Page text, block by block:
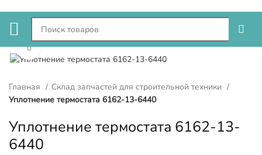
Нажмите, чтобы увеличить
Главная
Склад запчастей для строительной техники
Уплотнение термостата 6162-13-6440
Уплотнение термостата 6162-13-
6440